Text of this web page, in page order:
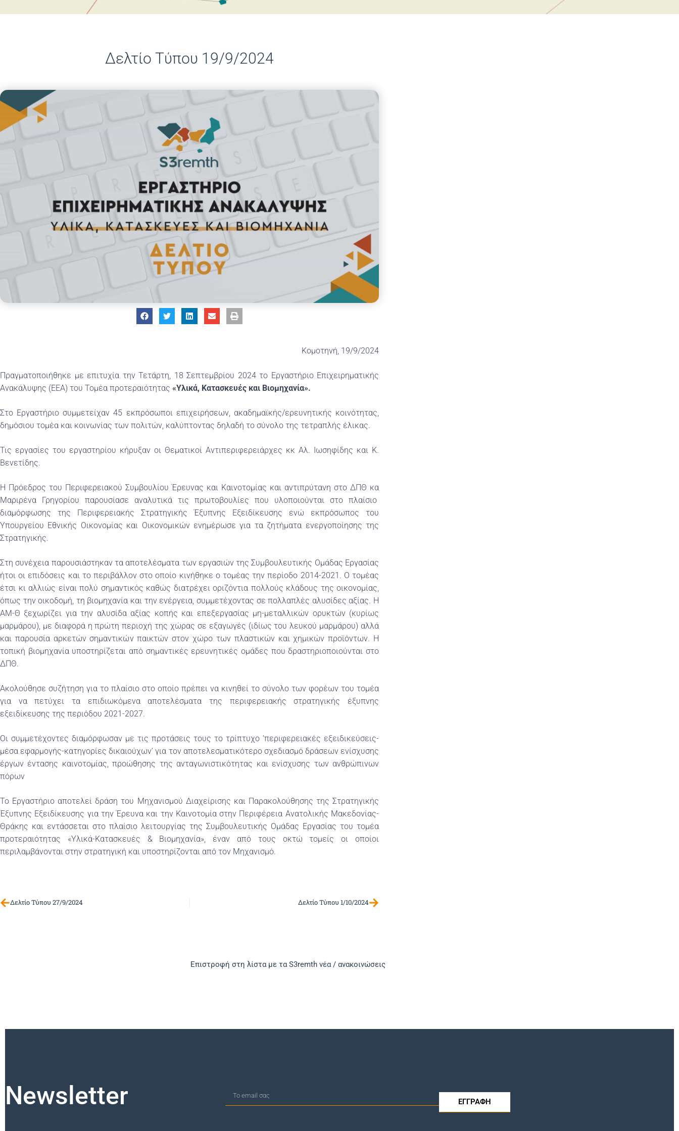
Δελτίο Τύπου 19/9/2024
Κομοτηνή, 19/9/2024
Πραγματοποιήθηκε με επιτυχία την Τετάρτη, 18 Σεπτεμβρίου 2024 το Εργαστήριο Επιχειρηματικής
Ανακάλυψης (ΕΕΑ) του Τομέα προτεραιότητας «Υλικά, Κατασκευές και Βιομηχανία».
Στο Εργαστήριο συμμετείχαν 45 εκπρόσωποι επιχειρήσεων, ακαδημαϊκής/ερευνητικής κοινότητας,
δημόσιου τομέα και κοινωνίας των πολιτών, καλύπτοντας δηλαδή το σύνολο της τετραπλής έλικας.
Τις εργασίες του εργαστηρίου κήρυξαν οι Θεματικοί Αντιπεριφερειάρχες κκ Αλ. Ιωσηφίδης και Κ.
Βενετίδης.
Η Πρόεδρος του Περιφερειακού Συμβουλίου Έρευνας και Καινοτομίας και αντιπρύτανη στο ΔΠΘ κα
Μαριρένα Γρηγορίου παρουσίασε αναλυτικά τις πρωτοβουλίες που υλοποιούνται στο πλαίσιο
διαμόρφωσης της Περιφερειακής Στρατηγικής Έξυπνης Εξειδίκευσης ενώ εκπρόσωπος του
Υπουργείου Εθνικής Οικονομίας και Οικονομικών ενημέρωσε για τα ζητήματα ενεργοποίησης της
Στρατηγικής.
Στη συνέχεια παρουσιάστηκαν τα αποτελέσματα των εργασιών της Συμβουλευτικής Ομάδας Εργασίας
ήτοι οι επιδόσεις και το περιβάλλον στο οποίο κινήθηκε ο τομέας την περίοδο 2014-2021. Ο τομέας
έτσι κι αλλιώς είναι πολύ σημαντικός καθώς διατρέχει οριζόντια πολλούς κλάδους της οικονομίας,
όπως την οικοδομή, τη βιομηχανία και την ενέργεια, συμμετέχοντας σε πολλαπλές αλυσίδες αξίας. Η
ΑΜ-Θ ξεχωρίζει για την αλυσίδα αξίας κοπής και επεξεργασίας μη-μεταλλικών ορυκτών (κυρίως
μαρμάρου), με διαφορά η πρώτη περιοχή της χώρας σε εξαγωγές (ιδίως του λευκού μαρμάρου) αλλά
και παρουσία αρκετών σημαντικών παικτών στον χώρο των πλαστικών και χημικών προϊόντων. Η
τοπική βιομηχανία υποστηρίζεται από σημαντικές ερευνητικές ομάδες που δραστηριοποιούνται στο
ΔΠΘ.
Ακολούθησε συζήτηση για το πλαίσιο στο οποίο πρέπει να κινηθεί το σύνολο των φορέων του τομέα
για να πετύχει τα επιδιωκόμενα αποτελέσματα της περιφερειακής στρατηγικής έξυπνης
εξειδίκευσης της περιόδου 2021-2027.
Οι συμμετέχοντες διαμόρφωσαν με τις προτάσεις τους το τρίπτυχο ‘περιφερειακές εξειδικεύσεις-
μέσα εφαρμογής-κατηγορίες δικαιούχων’ για τον αποτελεσματικότερο σχεδιασμό δράσεων ενίσχυσης
έργων έντασης καινοτομίας, προώθησης της ανταγωνιστικότητας και ενίσχυσης των ανθρώπινων
πόρων
Το Εργαστήριο αποτελεί δράση του Μηχανισμού Διαχείρισης και Παρακολούθησης της Στρατηγικής
Έξυπνης Εξειδίκευσης για την Έρευνα και την Καινοτομία στην Περιφέρεια Ανατολικής Μακεδονίας-
Θράκης και εντάσσεται στο πλαίσιο λειτουργίας της Συμβουλευτικής Ομάδας Εργασίας του τομέα
προτεραιότητας «Υλικά-Κατασκευές & Βιομηχανία», έναν από τους οκτώ τομείς οι οποίοι
περιλαμβάνονται στην στρατηγική και υποστηρίζονται από τον Μηχανισμό.
Δελτίο Τύπου 27/9/2024 Δελτίο Τύπου 1/10/2024
Επιστροφή στη λίστα με τα S3remth νέα / ανακοινώσεις
Newsletter ΕΓΓΡΑΦΗ